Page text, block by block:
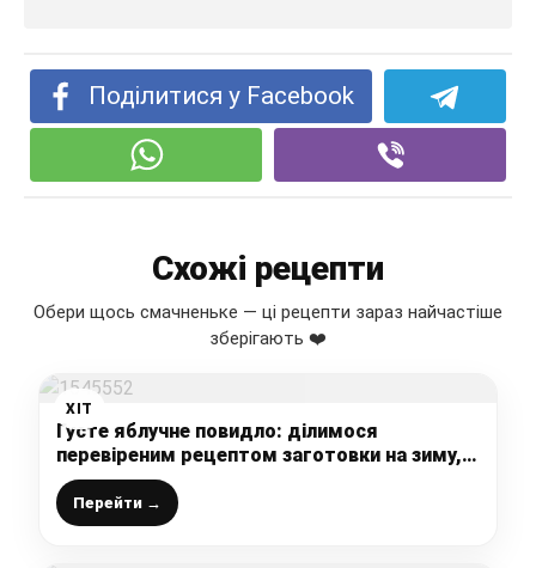
Поділитися у Facebook
Схожі рецепти
Обери щось смачненьке — ці рецепти зараз найчастіше
зберігають ❤️
ХІТ
Густе яблучне повидло: ділимося
перевіреним рецептом заготовки на зиму,
до випічки кращої начинки не знайдете
Перейти →